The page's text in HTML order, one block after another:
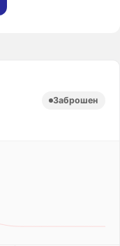
Заброшен